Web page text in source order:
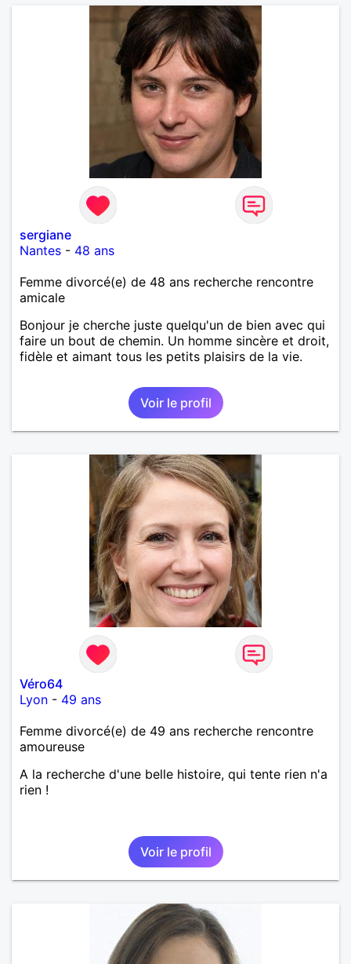
sergiane
Nantes - 48 ans
Femme divorcé(e) de 48 ans recherche rencontre
amicale
Bonjour je cherche juste quelqu'un de bien avec qui
faire un bout de chemin. Un homme sincère et droit,
fidèle et aimant tous les petits plaisirs de la vie.
Voir le profil
Véro64
Lyon - 49 ans
Femme divorcé(e) de 49 ans recherche rencontre
amoureuse
A la recherche d'une belle histoire, qui tente rien n'a
rien !
Voir le profil